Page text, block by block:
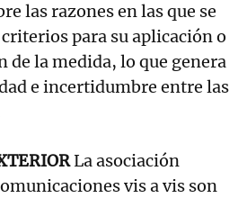
las razones en las que se
para su aplicación o
de la medida, lo que genera
e incertidumbre entre las
La asociación
vis a vis son